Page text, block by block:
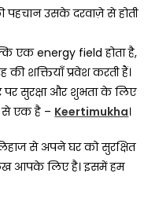
पहचान उसके दरवाज़े से होती
एक energy field होता है,
शक्तियाँ प्रवेश करती हैं।
पर सुरक्षा और शुभता के लिए
से एक है – Keertimukha।
से अपने घर को सुरक्षित
लेख आपके लिए है। इसमें हम